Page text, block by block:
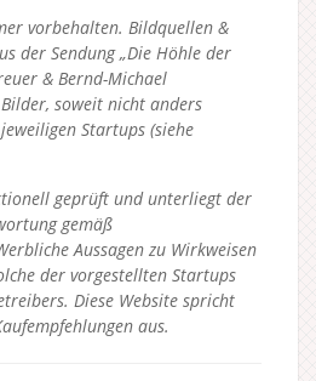
vorbehalten. Bildquellen &
der Sendung „Die Höhle der
& Bernd-Michael
soweit nicht anders
Startups (siehe
geprüft und unterliegt der
gemäß
Aussagen zu Wirkweisen
der vorgestellten Startups
Diese Website spricht
aus.